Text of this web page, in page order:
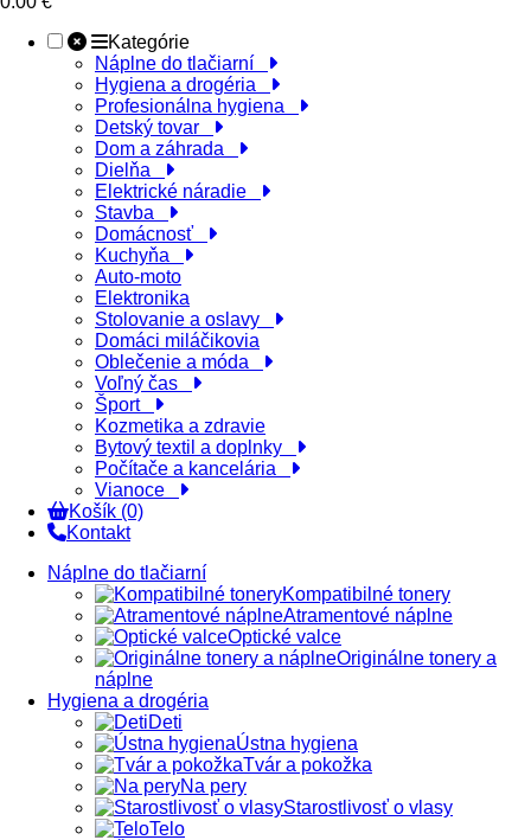
Kategórie
Náplne do tlačiarní
Hygiena a drogéria
Profesionálna hygiena
Detský tovar
Dom a záhrada
Dielňa
Elektrické náradie
Stavba
Domácnosť
Kuchyňa
Auto-moto
Elektronika
Stolovanie a oslavy
Domáci miláčikovia
Oblečenie a móda
Voľný čas
Šport
Kozmetika a zdravie
Bytový textil a doplnky
Počítače a kancelária
Vianoce
Košík (0)
Kontakt
Náplne do tlačiarní
Kompatibilné tonery
Atramentové náplne
Optické valce
Originálne tonery a
náplne
Hygiena a drogéria
Deti
Ústna hygiena
Tvár a pokožka
Na pery
Starostlivosť o vlasy
Telo